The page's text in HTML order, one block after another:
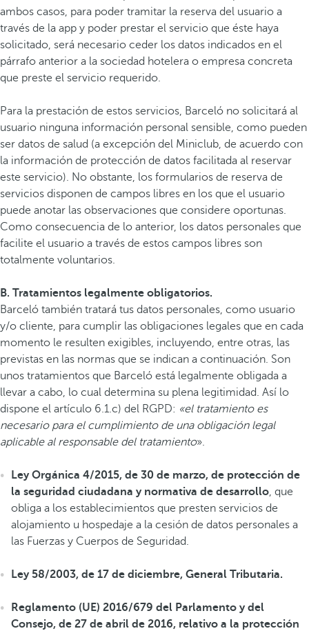
ambos casos, para poder tramitar la reserva del usuario a
través de la app y poder prestar el servicio que éste haya
solicitado, será necesario ceder los datos indicados en el
párrafo anterior a la sociedad hotelera o empresa concreta
que preste el servicio requerido.
Para la prestación de estos servicios, Barceló no solicitará al
usuario ninguna información personal sensible, como pueden
ser datos de salud (a excepción del Miniclub, de acuerdo con
la información de protección de datos facilitada al reservar
este servicio). No obstante, los formularios de reserva de
servicios disponen de campos libres en los que el usuario
puede anotar las observaciones que considere oportunas.
Como consecuencia de lo anterior, los datos personales que
facilite el usuario a través de estos campos libres son
totalmente voluntarios.
B. Tratamientos legalmente obligatorios.
Barceló también tratará tus datos personales, como usuario
y/o cliente, para cumplir las obligaciones legales que en cada
momento le resulten exigibles, incluyendo, entre otras, las
previstas en las normas que se indican a continuación. Son
unos tratamientos que Barceló está legalmente obligada a
llevar a cabo, lo cual determina su plena legitimidad. Así lo
dispone el artículo 6.1.c) del RGPD: «el tratamiento es
necesario para el cumplimiento de una obligación legal
aplicable al responsable del tratamiento».
Ley Orgánica 4/2015, de 30 de marzo, de protección de
la seguridad ciudadana y normativa de desarrollo, que
obliga a los establecimientos que presten servicios de
alojamiento u hospedaje a la cesión de datos personales a
las Fuerzas y Cuerpos de Seguridad.
Ley 58/2003, de 17 de diciembre, General Tributaria.
Reglamento (UE) 2016/679 del Parlamento y del
Consejo, de 27 de abril de 2016, relativo a la protección